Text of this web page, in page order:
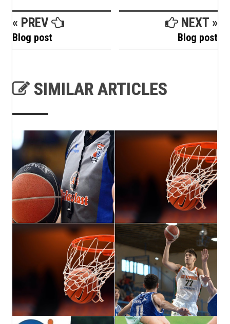
« PREV
Blog post
NEXT »
Blog post
SIMILAR ARTICLES